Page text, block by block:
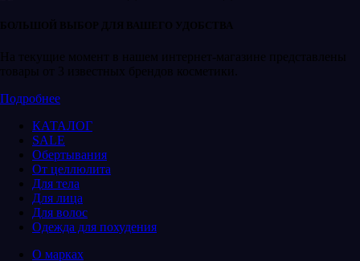
БОЛЬШОЙ ВЫБОР ДЛЯ ВАШЕГО УДОБСТВА
На текущие момент в нашем интернет-магазине представлены
товары от 3 известных брендов косметики.
Подробнее
КАТАЛОГ
SALE
Обертывания
От целлюлита
Для тела
Для лица
Для волос
Одежда для похудения
О марках